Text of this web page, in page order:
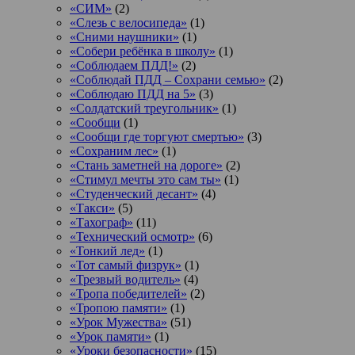
«СИМ» (2)
«Слезь с велосипеда» (1)
«Сними наушники» (1)
«Собери ребёнка в школу» (1)
«Соблюдаем ПДД!» (2)
«Соблюдай ПДД – Сохрани семью» (2)
«Соблюдаю ПДД на 5» (3)
«Солдатский треугольник» (1)
«Сообщи (1)
«Сообщи где торгуют смертью» (3)
«Сохраним лес» (1)
«Стань заметней на дороге» (2)
«Стимул мечты это сам ты» (1)
«Студенческий десант» (4)
«Такси» (5)
«Тахограф» (11)
«Технический осмотр» (6)
«Тонкий лед» (1)
«Тот самый физрук» (1)
«Трезвый водитель» (4)
«Тропа победителей» (2)
«Тропою памяти» (1)
«Урок Мужества» (51)
«Урок памяти» (1)
«Уроки безопасности» (15)